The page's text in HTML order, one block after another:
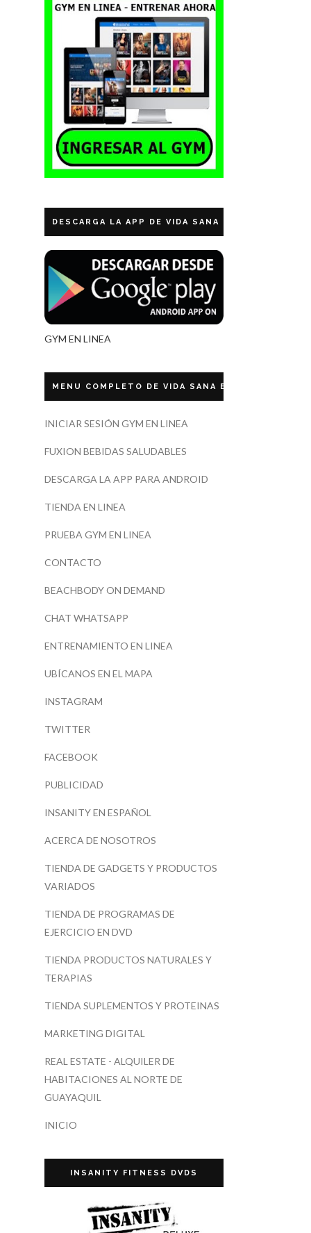
DESCARGA LA APP DE VIDA SANA ECUADOR
GYM EN LINEA
MENU COMPLETO DE VIDA SANA ECUADOR
INICIAR SESIÓN GYM EN LINEA
FUXION BEBIDAS SALUDABLES
DESCARGA LA APP PARA ANDROID
TIENDA EN LINEA
PRUEBA GYM EN LINEA
CONTACTO
BEACHBODY ON DEMAND
CHAT WHATSAPP
ENTRENAMIENTO EN LINEA
UBÍCANOS EN EL MAPA
INSTAGRAM
TWITTER
FACEBOOK
PUBLICIDAD
INSANITY EN ESPAÑOL
ACERCA DE NOSOTROS
TIENDA DE GADGETS Y PRODUCTOS
VARIADOS
TIENDA DE PROGRAMAS DE
EJERCICIO EN DVD
TIENDA PRODUCTOS NATURALES Y
TERAPIAS
TIENDA SUPLEMENTOS Y PROTEINAS
MARKETING DIGITAL
REAL ESTATE - ALQUILER DE
HABITACIONES AL NORTE DE
GUAYAQUIL
INICIO
INSANITY FITNESS DVDS